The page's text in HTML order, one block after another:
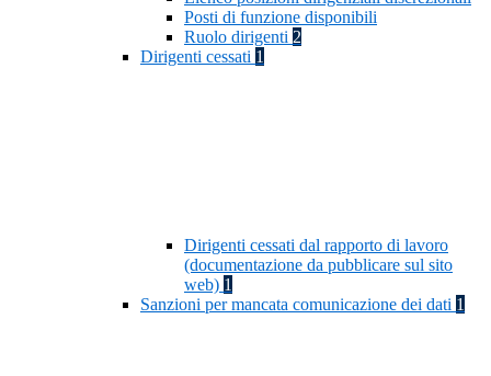
Posti di funzione disponibili
Ruolo dirigenti 2
Dirigenti cessati 1
Dirigenti cessati dal rapporto di lavoro
(documentazione da pubblicare sul sito
web) 1
Sanzioni per mancata comunicazione dei dati 1